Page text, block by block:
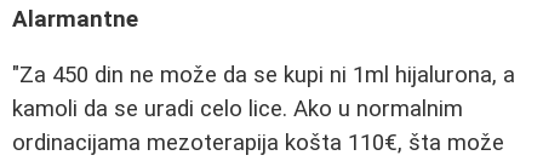
Alarmantne
"Za 450 din ne može da se kupi ni 1ml hijalurona, a
kamoli da se uradi celo lice. Ako u normalnim
ordinacijama mezoterapija košta 110€, šta može